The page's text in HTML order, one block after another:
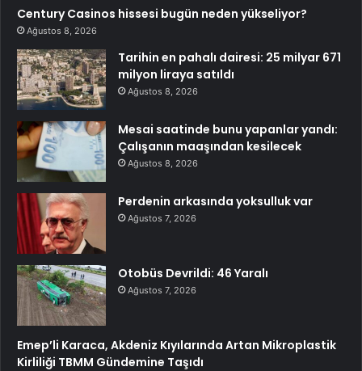
Century Casinos hissesi bugün neden yükseliyor?
Ağustos 8, 2026
Tarihin en pahalı dairesi: 25 milyar 671
milyon liraya satıldı
Ağustos 8, 2026
Mesai saatinde bunu yapanlar yandı:
Çalışanın maaşından kesilecek
Ağustos 8, 2026
Perdenin arkasında yoksulluk var
Ağustos 7, 2026
Otobüs Devrildi: 46 Yaralı
Ağustos 7, 2026
Emep’li Karaca, Akdeniz Kıyılarında Artan Mikroplastik
Kirliliği TBMM Gündemine Taşıdı